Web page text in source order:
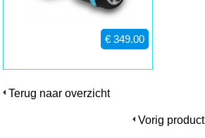
€ 349.00
Terug naar overzicht
Vorig product